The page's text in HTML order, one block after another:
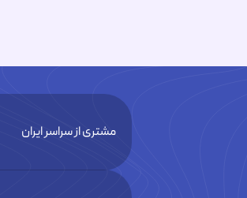
مشتری از سراسر ایران